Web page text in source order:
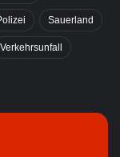
Sauerland
Verkehrsunfall